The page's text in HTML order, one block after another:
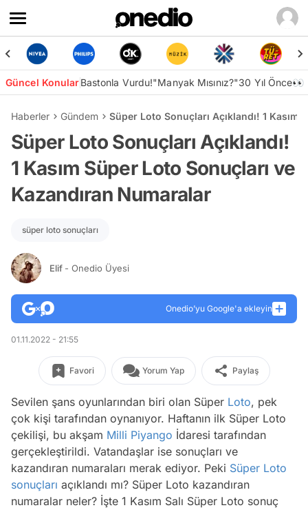
Güncel KonularBastonla Vurdu!"Manyak Mısınız?"30 Yıl Önce👀
Haberler Gündem Süper Loto Sonuçları Açıklandı! 1
Süper Loto Sonuçları Açıklandı!
1 Kasım Süper Loto Sonuçları ve
Kazandıran Numaralar
süper loto sonuçları
Elif - Onedio Üyesi
Onedio’yu Google'a ekleyin
01.11.2022 - 21:55
Favori Yorum Yap Paylaş
Sevilen şans oyunlarından biri olan Süper Loto, pek
çok kişi tarafından oynanıyor. Haftanın ilk Süper Loto
çekilişi, bu akşam Milli Piyango İdaresi tarafından
gerçekleştirildi. Vatandaşlar ise sonuçları ve
kazandıran numaraları merak ediyor. Peki Süper Loto
sonuçları açıklandı mı? Süper Loto kazandıran
numaralar neler? İşte 1 Kasım Salı Süper Loto sonuç